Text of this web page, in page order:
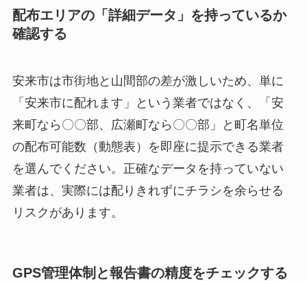
配布エリアの「詳細データ」を持っているか
確認する
安来市は市街地と山間部の差が激しいため、単に
「安来市に配れます」という業者ではなく、「安
来町なら〇〇部、広瀬町なら〇〇部」と町名単位
の配布可能数（動態表）を即座に提示できる業者
を選んでください。正確なデータを持っていない
業者は、実際には配りきれずにチラシを余らせる
リスクがあります。
GPS管理体制と報告書の精度をチェックする